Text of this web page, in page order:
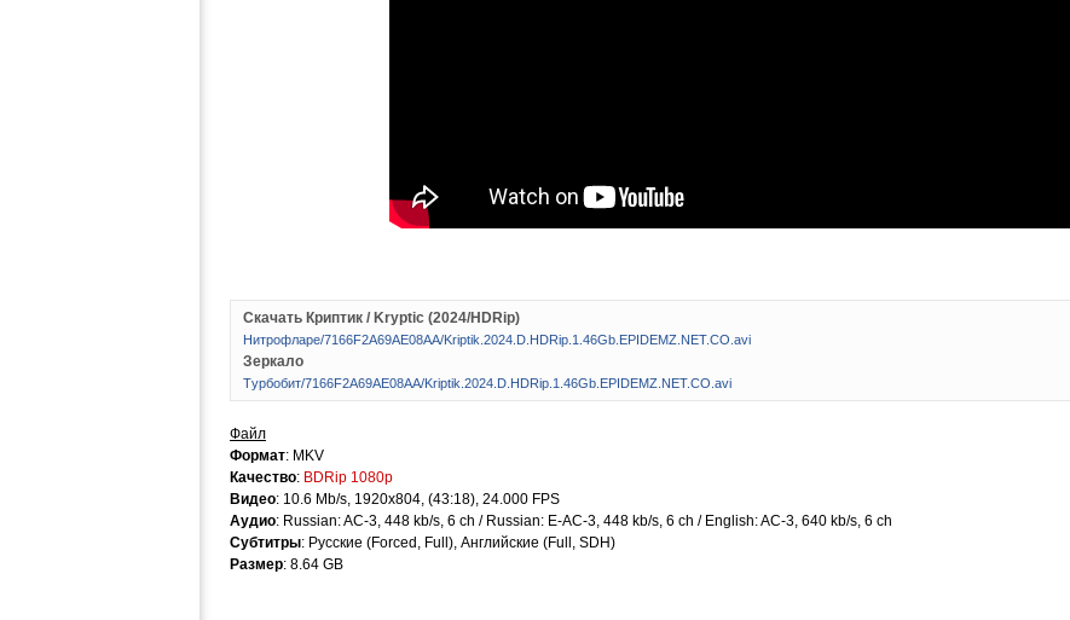
Скачать Криптик / Kryptic (2024/HDRip)
Hитpoфлape/7166F2A69AE08AA/Kriptik.2024.D.HDRip.1.46Gb.EPIDEMZ.NET.CO.avi
Зеркало
Tуpбoбит/7166F2A69AE08AA/Kriptik.2024.D.HDRip.1.46Gb.EPIDEMZ.NET.CO.avi
Файл
Формат: MKV
Качество: BDRip 1080p
Видео: 10.6 Mb/s, 1920x804, (43:18), 24.000 FPS
Аудио: Russian: AC-3, 448 kb/s, 6 ch / Russian: E-AC-3, 448 kb/s, 6 ch / English: AC-3, 640 kb/s, 6 ch
Субтитры: Русские (Forced, Full), Английские (Full, SDH)
Размер: 8.64 GB